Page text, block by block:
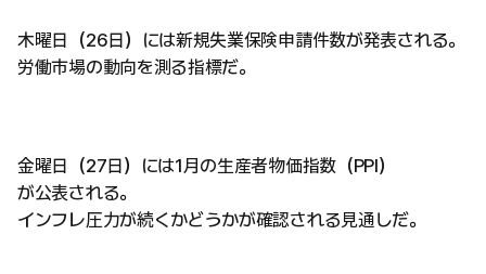
木曜日（26日）には新規失業保険申請件数が発表される。
労働市場の動向を測る指標だ。
金曜日（27日）には1月の生産者物価指数（PPI）
が公表される。
インフレ圧力が続くかどうかが確認される見通しだ。